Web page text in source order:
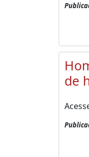
de